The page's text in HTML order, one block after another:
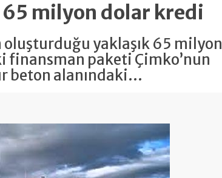
65 milyon dolar kredi
oluşturduğu yaklaşık 65 milyon
finansman paketi Çimko’nun
beton alanındaki...